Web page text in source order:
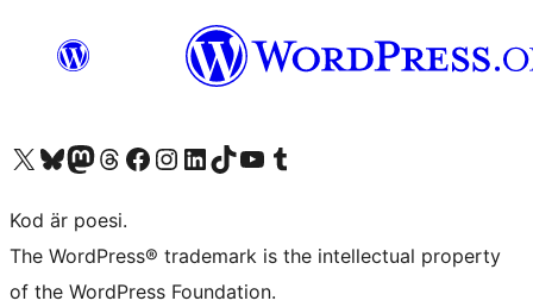
Besök vår X-konto (f.d. Twitter)
Besök vårt Bluesky-konto
Besök vårt Mastodon-konto
Besök vårt Thread-konto
Besök vår Facebook-sidaBesök vårt Instagram-konto
Besök vårt LinkedIn-konto
Besök vårt TikTok-konto
Besök vår YouTube-kanalBesök vårt Tumblr-konto
Kod är poesi.
The WordPress® trademark is the intellectual property
of the WordPress Foundation.